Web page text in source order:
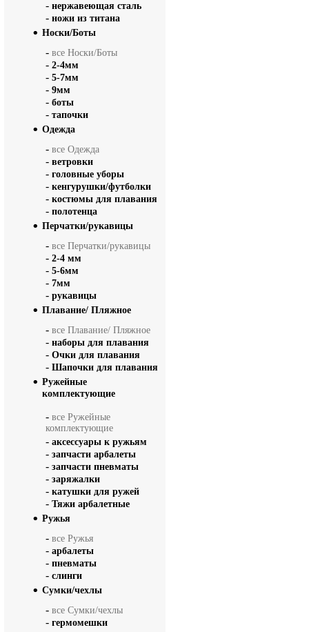
- нержавеющая сталь
- ножи из титана
Носки/Боты
- все Носки/Боты
- 2-4мм
- 5-7мм
- 9мм
- боты
- тапочки
Одежда
- все Одежда
- ветровки
- головные уборы
- кенгурушки/футболки
- костюмы для плавания
- полотенца
Перчатки/рукавицы
- все Перчатки/рукавицы
- 2-4 мм
- 5-6мм
- 7мм
- рукавицы
Плавание/ Пляжное
- все Плавание/ Пляжное
- наборы для плавания
- Очки для плавания
- Шапочки для плавания
Ружейные
комплектующие
- все Ружейные
комплектующие
- аксессуары к ружьям
- запчасти арбалеты
- запчасти пневматы
- заряжалки
- катушки для ружей
- Тяжи арбалетные
Ружья
- все Ружья
- арбалеты
- пневматы
- слинги
Сумки/чехлы
- все Сумки/чехлы
- гермомешки